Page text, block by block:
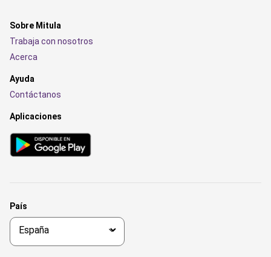
Sobre Mitula
Trabaja con nosotros
Acerca
Ayuda
Contáctanos
Aplicaciones
País